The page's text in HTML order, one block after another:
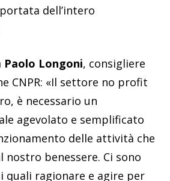
dell’intero
Paolo Longoni, consigliere
CNPR: «Il settore no profit
è necessario un
agevolato e semplificato
delle attività che
benessere. Ci sono
ragionare e agire per